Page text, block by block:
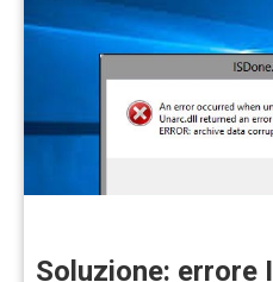
Soluzione: errore